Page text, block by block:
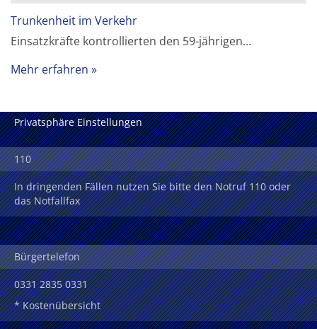
Trunkenheit im Verkehr
Einsatzkräfte kontrollierten den 59-jährigen…
Mehr erfahren
Privatsphäre Einstellungen
110
In dringenden Fällen nutzen Sie bitte den Notruf 110 oder
das Notfallfax
Bürgertelefon
0331 2835 0331
* Kostenübersicht